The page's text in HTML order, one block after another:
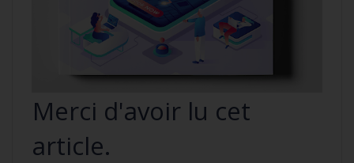
Merci d'avoir lu cet
article.